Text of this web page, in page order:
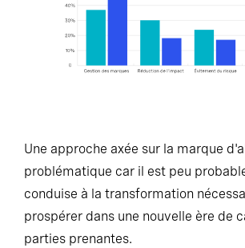
Une approche axée sur la marque
problématique car il est peu
conduise à la transformation
prospérer dans une nouvelle ère de
parties prenantes.